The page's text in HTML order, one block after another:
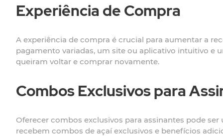
Experiência de Compra
A experiência de compra é crucial para aumentar a
pagamento variadas, um site ou aplicativo intuitivo e
queiram voltar e comprar novamente.
Combos Exclusivos para
Oferecer combos exclusivos para assinantes pode
recebem combos de açaí exclusivos e benefícios